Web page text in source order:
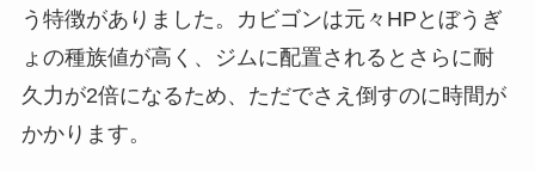
う特徴がありました。カビゴンは元々HPとぼうぎ
ょの種族値が高く、ジムに配置されるとさらに耐
久力が2倍になるため、ただでさえ倒すのに時間が
かかります。